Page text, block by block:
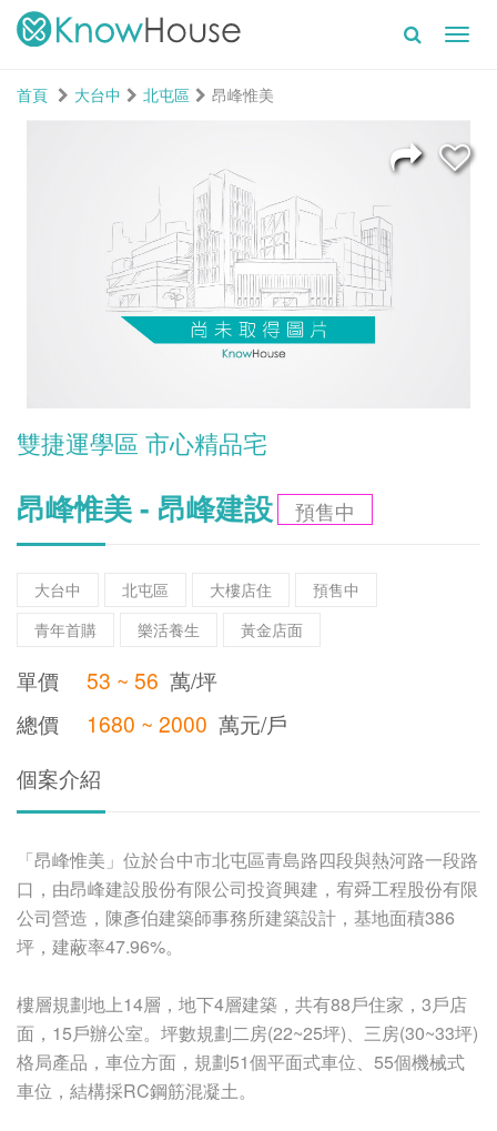
首頁
大台中 北屯區 昂峰惟美
雙捷運學區 市心精品宅
昂峰惟美 - 昂峰建設 預售中
大台中 北屯區 大樓店住
預售中
青年首購
樂活養生 黃金店面
單價 53 ~ 56 萬/坪
總價
1680 ~ 2000 萬元/戶
個案介紹
「昂峰惟美」位於台中市北屯區青島路四段與熱河路一段路
口，由昂峰建設股份有限公司投資興建，宥舜工程股份有限
公司營造，陳彥伯建築師事務所建築設計，基地面積386
坪，建蔽率47.96%。
樓層規劃地上14層，地下4層建築，共有88戶住家，3戶店
面，15戶辦公室。坪數規劃二房(22~25坪)、三房(30~33坪)
格局產品，車位方面，規劃51個平面式車位、55個機械式
車位，結構採RC鋼筋混凝土。